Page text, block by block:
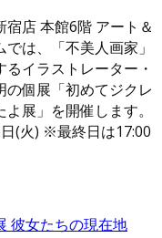
宿店 本館6階 アート＆
では、「不美人画家」
るイラストレーター・
の個展「初めてジクレ
よ展」を開催します。
(火) ※最終日は17:00
彼女たちの現在地